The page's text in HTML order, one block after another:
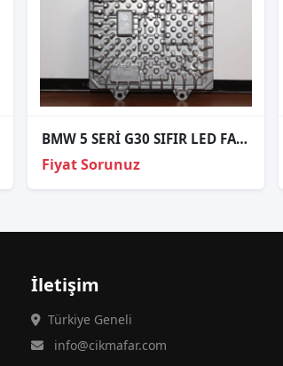
BMW 5 SERİ G30 SIFIR LED FAR BEYNİ P04385
Fiyat Sorunuz
İletişim
Türkiye Geneli
info@cikmafar.com